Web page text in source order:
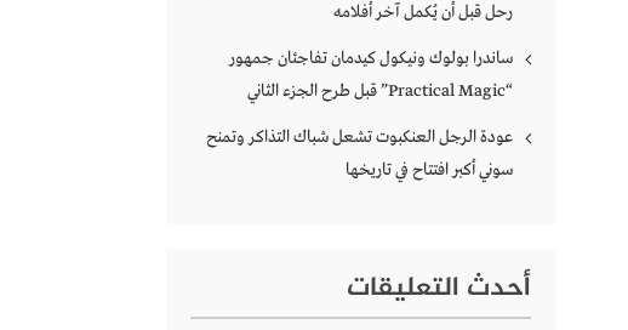
رحل قبل أن يُكمل آخر أفلامه
ساندرا بولوك ونيكول كيدمان تفاجئان جمهور
“Practical Magic” قبل طرح الجزء الثاني
عودة الرجل العنكبوت تشعل شباك التذاكر وتمنح
سوني أكبر افتتاح في تاريخها
أحدث التعليقات